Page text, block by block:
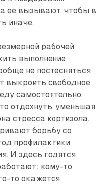
ее вызывают, чтобы в
иначе.
рабочей
выполнение
не постесняться
выкроить свободное
самостоятельно,
отдохнуть, уменьшая
стресса кортизола.
борьбу со
профилактики
И здесь годятся
кому-то
то окажется